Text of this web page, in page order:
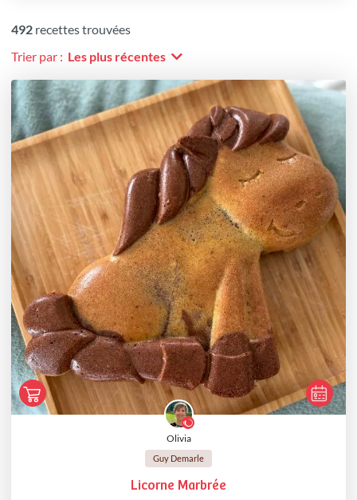
492 recettes trouvées
Trier par : Les plus récentes
Olivia
Guy Demarle
Licorne Marbrée